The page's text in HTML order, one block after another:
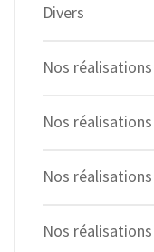
Divers
Nos
Nos
Nos
Nos